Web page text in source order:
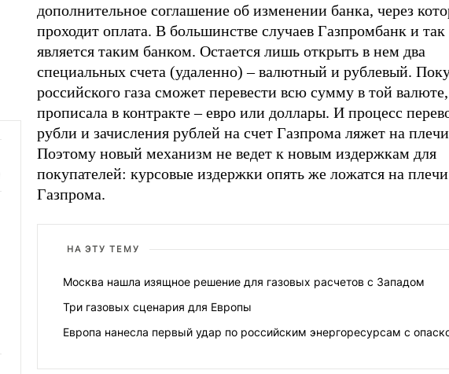
дополнительное соглашение об изменении банка, через
проходит оплата. В большинстве случаев Газпромбанк и так
является таким банком. Остается лишь открыть в нем два
специальных счета (удаленно) – валютный и рублевый.
российского газа сможет перевести всю сумму в той
прописала в контракте – евро или доллары. И процесс
рубли и зачисления рублей на счет Газпрома ляжет на
Поэтому новый механизм не ведет к новым издержкам для
покупателей: курсовые издержки опять же ложатся на плечи
Газпрома.
НА ЭТУ ТЕМУ
Москва нашла изящное решение для газовых расчетов с Западом
Три газовых сценария для Европы
Европа нанесла первый удар по российским энергоресурсам с